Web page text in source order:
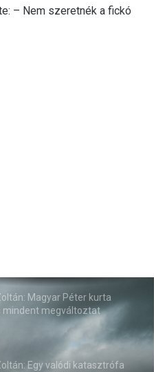
– Nem szeretnék a fickó
Magyar Péter kurta
mindent megváltoztat
Egy valódi katasztrófa